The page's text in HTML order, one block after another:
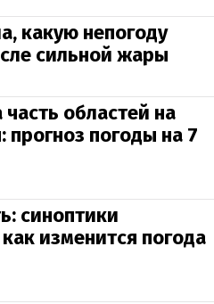
какую непогоду
сильной жары
областей на
погоды на 7
синоптики
изменится погода